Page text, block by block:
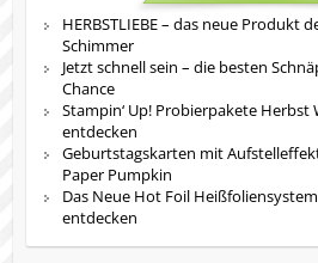
HERBSTLIEBE – das neue Produkt
Schimmer
Jetzt schnell sein – die besten
Chance
Stampin‘ Up! Probierpakete Herbst
entdecken
Geburtstagskarten mit
Paper Pumpkin
Das Neue Hot Foil
entdecken